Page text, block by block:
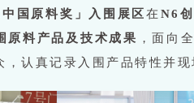
中国原料奖」入围展区在 N6
原料产品及技术成果 ，面向
认真记录入围产品特性并现